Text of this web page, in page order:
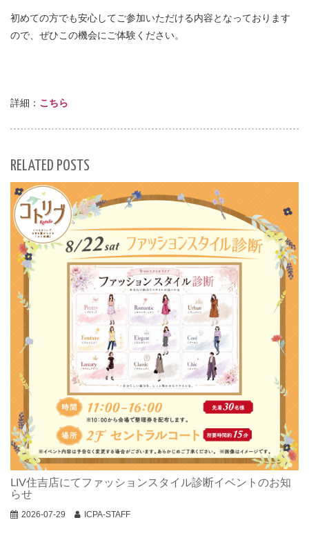
初めての方でも安心してご参加いただける内容となっております
ので、ぜひこの機会にご体験ください。
詳細： こちら
RELATED POSTS
LIV住吉店にてファッションスタイル診断イベントのお知
らせ
2026-07-29 ICPA-STAFF